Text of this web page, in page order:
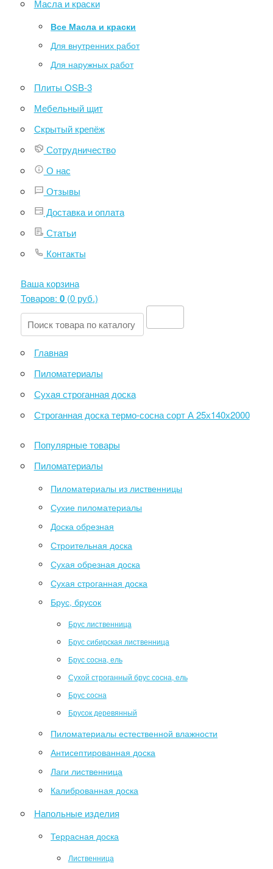
Масла и краски
Все Масла и краски
Для внутренних работ
Для наружных работ
Плиты OSB-3
Мебельный щит
Скрытый крепёж
Сотрудничество
О нас
Отзывы
Доставка и оплата
Статьи
Контакты
Ваша корзина
Товаров: 0(0 руб.)
Главная
Пиломатериалы
Сухая строганная доска
Строганная доска термо-сосна сорт А 25х140х2000
Популярные товары
Пиломатериалы
Пиломатериалы из лиственницы
Сухие пиломатериалы
Доска обрезная
Строительная доска
Сухая обрезная доска
Сухая строганная доска
Брус, брусок
Брус лиственница
Брус сибирская лиственница
Брус сосна, ель
Сухой строганный брус сосна, ель
Брус сосна
Брусок деревянный
Пиломатериалы естественной влажности
Антисептированная доска
Лаги лиственница
Калиброванная доска
Напольные изделия
Террасная доска
Лиственница